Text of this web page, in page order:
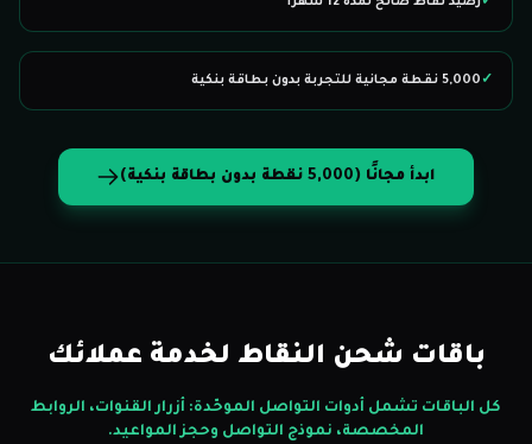
✓5,000 نقطة مجانية للتجربة بدون بطاقة بنكية
ابدأ مجانًا (5,000 نقطة بدون بطاقة بنكية)
باقات شحن النقاط لخدمة عملائك
كل الباقات تشمل أدوات التواصل الموحّدة: أزرار القنوات، الروابط
المخصصة، نموذج التواصل وحجز المواعيد.